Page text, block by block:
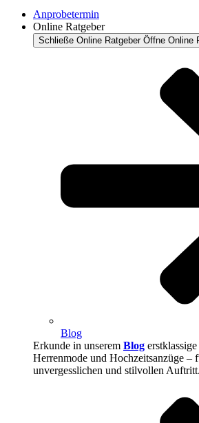
Anprobetermin
Online Ratgeber
Schließe Online Ratgeber Öffne Online
Blog
Erkunde in unserem Blog
Herrenmode und Hochzeitsanzüge –
unvergesslichen und stilvollen Auftritt.